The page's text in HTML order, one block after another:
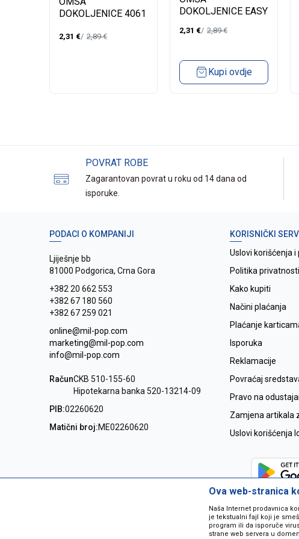
DOKOLJENICE 4061
2,31 € 2,89€
DOKOLJENICE EASY
2,31 € 2,89€
Kupi ovdje
POVRAT ROBE
Zagarantovan povrat u roku od 14 dana od
isporuke.
PODACI O KOMPANIJI
Ljiješnje bb
81000 Podgorica, Crna Gora
+382 20 662 553
+382 67 180 560
+382 67 259 021
online@mil-pop.com
marketing@mil-pop.com
info@mil-pop.com
RačunCKB 510-155-60
Hipotekarna banka 520-13214-09
PIB:02260620
Matični broj:ME02260620
KORISNIČKI
Uslovi korišćenja i
Politika privatnosti
Kako kupiti
Načini plaćanja
Plaćanje
Isporuka
Reklamacije
Povraćaj
Pravo na
Zamjena artikala
Uslovi korišćenja
Ova web-stranica
Naša Internet prodavnica
je tekstualni fajl koji je
program ili da isporuče
strane web servera u